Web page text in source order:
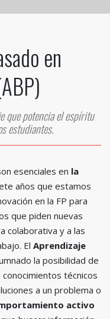
en
que potencia el espíritu
estudiantes.
esenciales en la
años que estamos
en la FP para
que piden nuevas
colaborativa y a las
El Aprendizaje
la posibilidad de
técnicos
a un problema o
activo